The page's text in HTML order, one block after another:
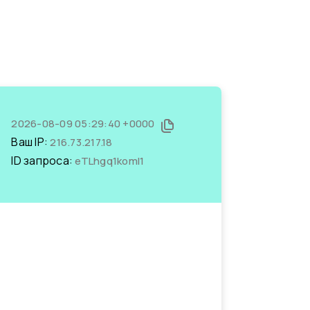
2026-08-09 05:29:40 +0000
Ваш IP:216.73.217.18
ID запроса:eTLhgq1komI1